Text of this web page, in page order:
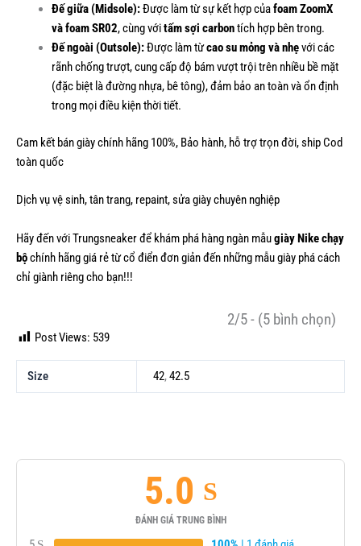
Đế giữa (Midsole):Được làm từ sự kết hợp củafoam ZoomX
và foam SR02, cùng vớitấm sợi carbontích hợp bên trong.
Đế ngoài (Outsole):Được làm từcao su mỏng và nhẹvới các
rãnh chống trượt, cung cấp độ bám vượt trội trên nhiều bề mặt
(đặc biệt là đường nhựa, bê tông), đảm bảo an toàn và ổn định
trong mọi điều kiện thời tiết.
Cam kết bán giày chính hãng 100%, Bảo hành, hỗ trợ trọn đời, ship Cod
toàn quốc
Dịch vụ vệ sinh, tân trang, repaint, sửa giày chuyên nghiệp
Hãy đến với Trungsneaker để khám phá hàng ngàn mẫugiày Nike chạy
bộchính hãng giá rẻ từ cổ điển đơn giản đến những mẫu giày phá cách
chỉ giành riêng cho bạn!!!
2/5 - (5 bình chọn)
Post Views: 539
Size 42,42.5
5.0
ĐÁNH GIÁ TRUNG BÌNH